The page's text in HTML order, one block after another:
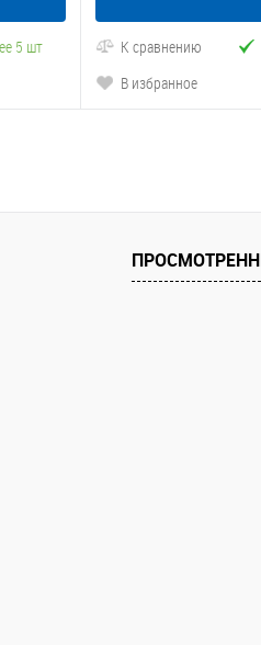
5 шт
К сравнению
В избранное